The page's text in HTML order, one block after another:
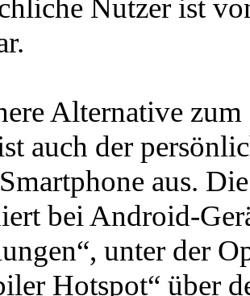
Nutzer ist
Alternative
auch der
aus.
bei Android-
unter der
Hotspot“ über